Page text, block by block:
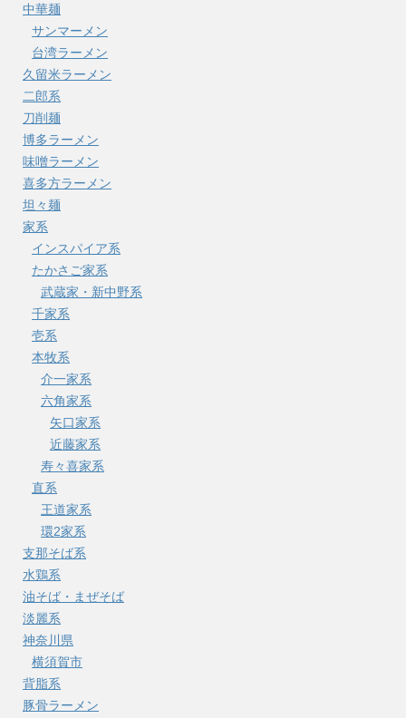
中華麺
サンマーメン
台湾ラーメン
久留米ラーメン
二郎系
刀削麺
博多ラーメン
味噌ラーメン
喜多方ラーメン
坦々麺
家系
インスパイア系
たかさご家系
武蔵家・新中野系
千家系
壱系
本牧系
介一家系
六角家系
矢口家系
近藤家系
寿々喜家系
直系
王道家系
環2家系
支那そば系
水鶏系
油そば・まぜそば
淡麗系
神奈川県
横須賀市
背脂系
豚骨ラーメン